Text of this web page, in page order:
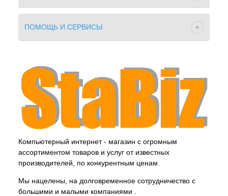
ПОМОЩЬ И СЕРВИСЫ
Компьютерный интернет - магазин с огромным
ассортиментом товаров и услуг от известных
производителей, по конкурентным ценам.
Мы нацелены, на долговременное сотрудничество с
большими и малыми компаниями .